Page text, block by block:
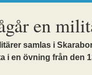
en
samlas i
i en övning från den